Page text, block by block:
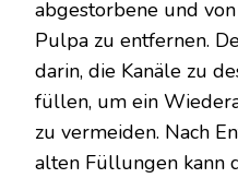
abgestorbene und
Pulpa zu entfernen.
darin, die Kanäle zu
füllen, um ein
zu vermeiden. Nach
alten Füllungen kann